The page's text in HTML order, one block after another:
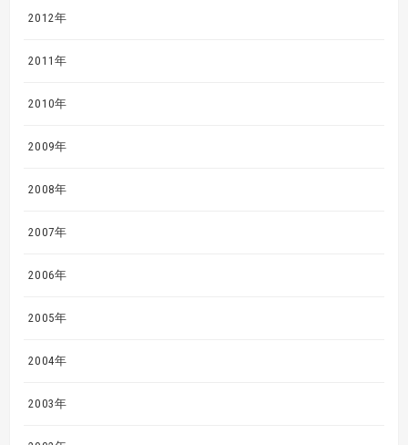
2012年
2011年
2010年
2009年
2008年
2007年
2006年
2005年
2004年
2003年